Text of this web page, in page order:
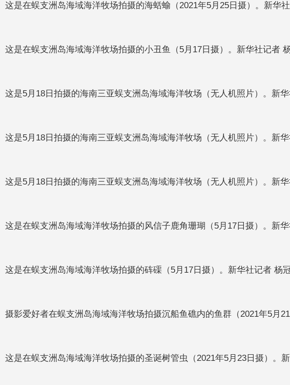
这是在蜈支洲岛海域海洋牧场拍摄的海蛞蝓（2021年5月25日摄）。新华
这是在蜈支洲岛海域海洋牧场拍摄的小丑鱼（5月17日摄）。新华社记者
这是5月18日拍摄的海南三亚蜈支洲岛海域海洋牧场（无人机照片）。新
这是5月18日拍摄的海南三亚蜈支洲岛海域海洋牧场（无人机照片）。新
这是5月18日拍摄的海南三亚蜈支洲岛海域海洋牧场（无人机照片）。新
这是在蜈支洲岛海域海洋牧场拍摄的风信子鹿角珊瑚（5月17日摄）。新
这是在蜈支洲岛海域海洋牧场拍摄的砗磲（5月17日摄）。新华社记者 杨
摄影爱好者在蜈支洲岛海域海洋牧场拍摄沉船鱼礁内的鱼群（2021年5月
这是在蜈支洲岛海域海洋牧场拍摄的圣诞树管虫（2021年5月23日摄）。